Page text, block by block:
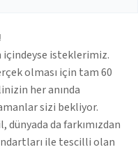
içindeyse isteklerimiz.
olması için tam 60
her anında
sizi bekliyor.
dünyada da farkımızdan
ile tescilli olan